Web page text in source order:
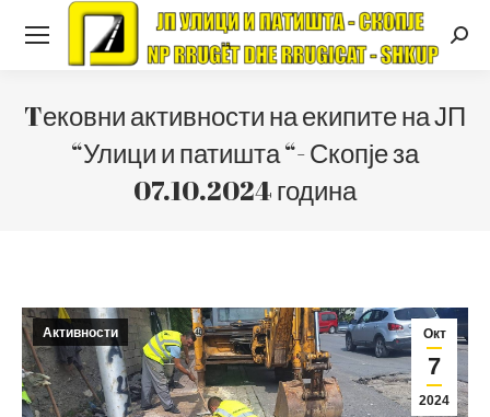
Tековни активности на екипите на ЈП
“Улици и патишта “- Скопје за
07.10.2024 година
Окт
7
2024
Активности